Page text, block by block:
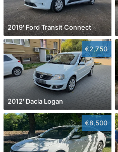
2019' Ford Transit Connect
€2,750
2012' Dacia Logan
€8,500